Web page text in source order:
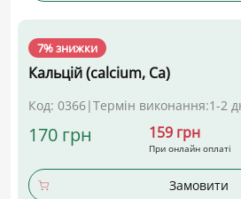
7% знижки
Кальцій (calcium, Ca)
Код: 0366|Термін виконання:1-2
170 грн 159 грн
При онлайн оплаті
Замовити